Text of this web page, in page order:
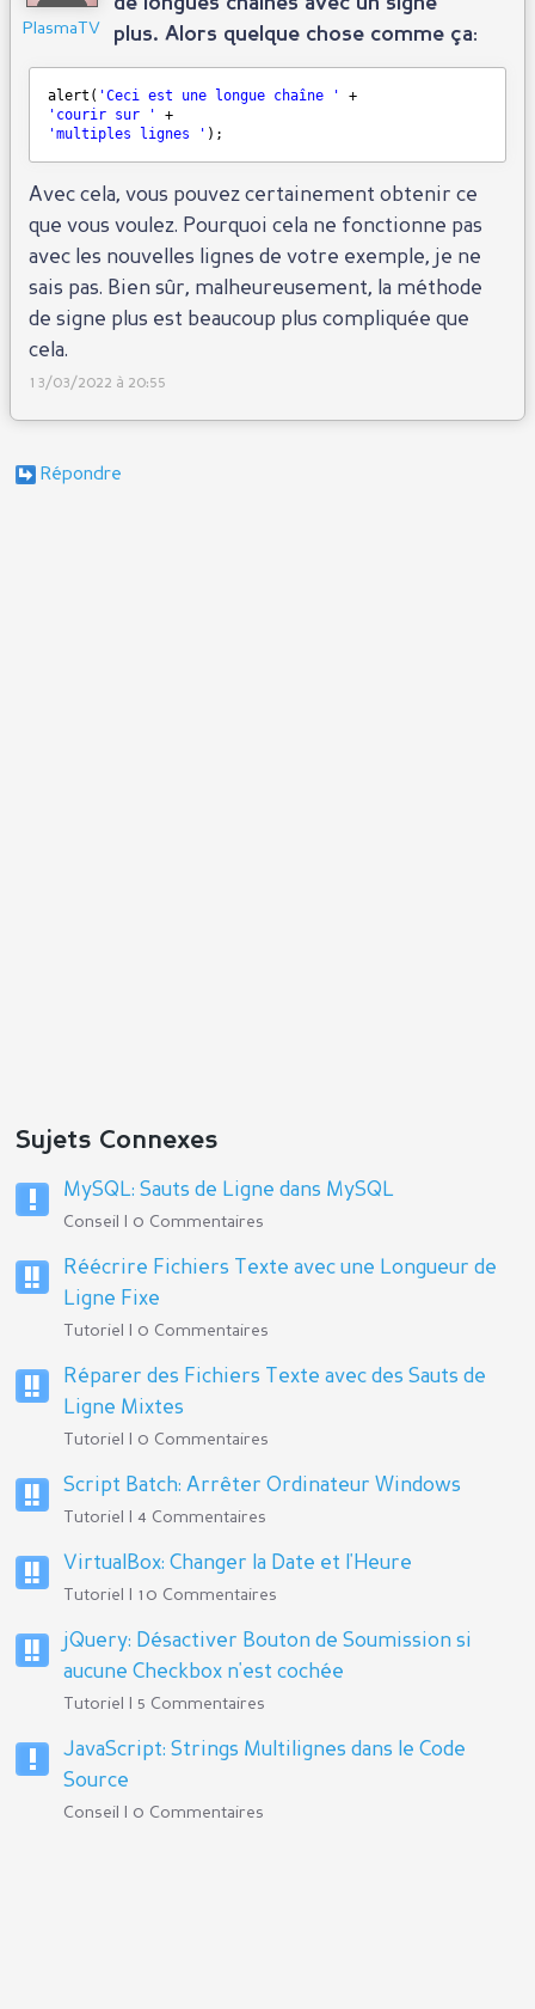
PlasmaTV
de longues chaînes avec un signe
plus. Alors quelque chose comme ça:
alert( 'Ceci est une longue chaîne '
+
'courir sur '
+
'multiples lignes ' );
Avec cela, vous pouvez certainement obtenir ce
que vous voulez. Pourquoi cela ne fonctionne pas
avec les nouvelles lignes de votre exemple, je ne
sais pas. Bien sûr, malheureusement, la méthode
de signe plus est beaucoup plus compliquée que
cela.
13/03/2022 à 20:55
Sujets Connexes
MySQL: Sauts de Ligne dans MySQL
Conseil | 0 Commentaires
Réécrire Fichiers Texte avec une Longueur de
Ligne Fixe
Tutoriel | 0 Commentaires
Réparer des Fichiers Texte avec des Sauts de
Ligne Mixtes
Tutoriel | 0 Commentaires
Script Batch: Arrêter Ordinateur Windows
Tutoriel | 4 Commentaires
VirtualBox: Changer la Date et l'Heure
Tutoriel | 10 Commentaires
jQuery: Désactiver Bouton de Soumission si
aucune Checkbox n'est cochée
Tutoriel | 5 Commentaires
JavaScript: Strings Multilignes dans le Code
Source
Conseil | 0 Commentaires